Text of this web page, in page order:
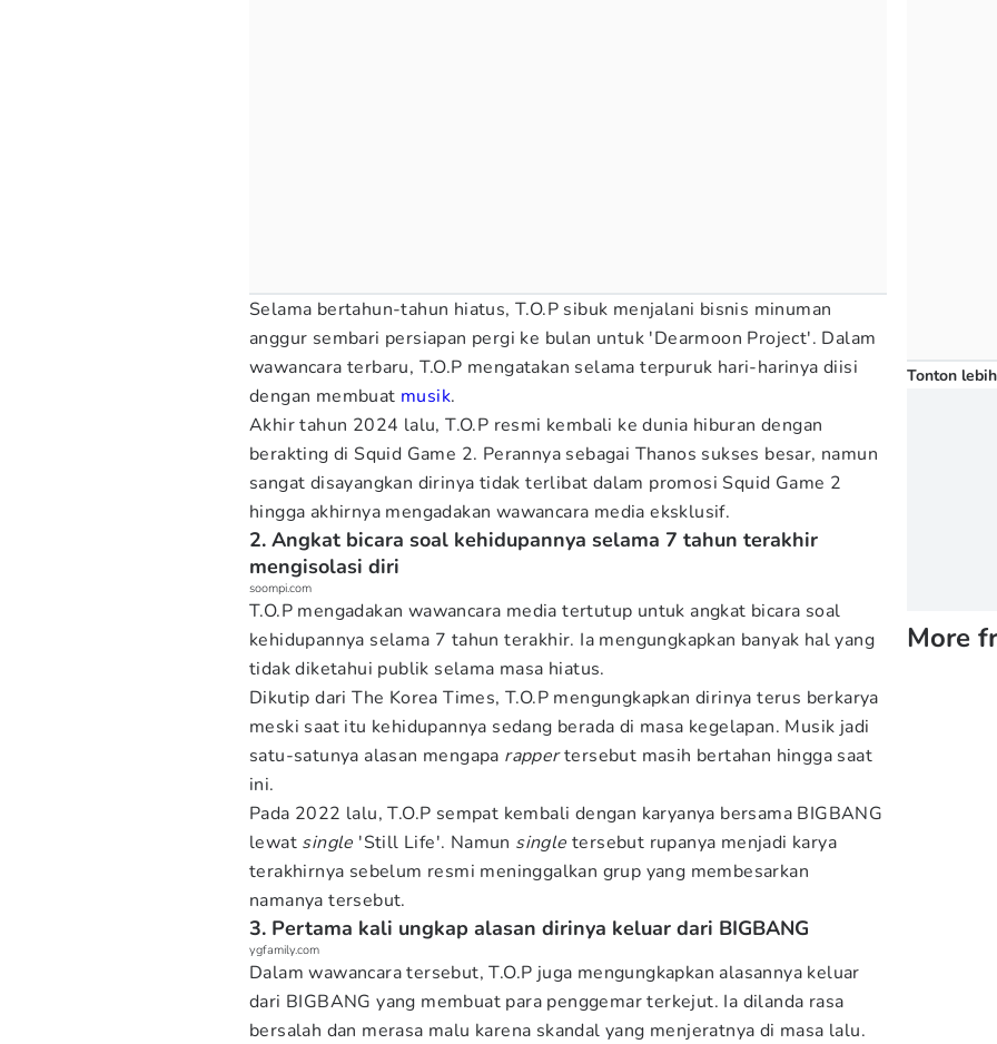
Selama bertahun-tahun hiatus, T.O.P sibuk menjalani bisnis minuman
anggur sembari persiapan pergi ke bulan untuk 'Dearmoon Project'. Dalam
wawancara terbaru, T.O.P mengatakan selama terpuruk hari-harinya diisi
dengan membuat musik.
Akhir tahun 2024 lalu, T.O.P resmi kembali ke dunia hiburan dengan
berakting di Squid Game 2. Perannya sebagai Thanos sukses besar, namun
sangat disayangkan dirinya tidak terlibat dalam promosi Squid Game 2
hingga akhirnya mengadakan wawancara media eksklusif.
2. Angkat bicara soal kehidupannya selama 7 tahun terakhir
mengisolasi diri
soompi.com
T.O.P mengadakan wawancara media tertutup untuk angkat bicara soal
kehidupannya selama 7 tahun terakhir. Ia mengungkapkan banyak hal yang
tidak diketahui publik selama masa hiatus.
Dikutip dari The Korea Times, T.O.P mengungkapkan dirinya terus berkarya
meski saat itu kehidupannya sedang berada di masa kegelapan. Musik jadi
satu-satunya alasan mengapa rappertersebut masih bertahan hingga saat
ini.
Pada 2022 lalu, T.O.P sempat kembali dengan karyanya bersama BIGBANG
lewat single 'Still Life'. Namun single tersebut rupanya menjadi karya
terakhirnya sebelum resmi meninggalkan grup yang membesarkan
namanya tersebut.
3. Pertama kali ungkap alasan dirinya keluar dari BIGBANG
ygfamily.com
Dalam wawancara tersebut, T.O.P juga mengungkapkan alasannya keluar
dari BIGBANG yang membuat para penggemar terkejut. Ia dilanda rasa
bersalah dan merasa malu karena skandal yang menjeratnya di masa lalu.
Tonton
More